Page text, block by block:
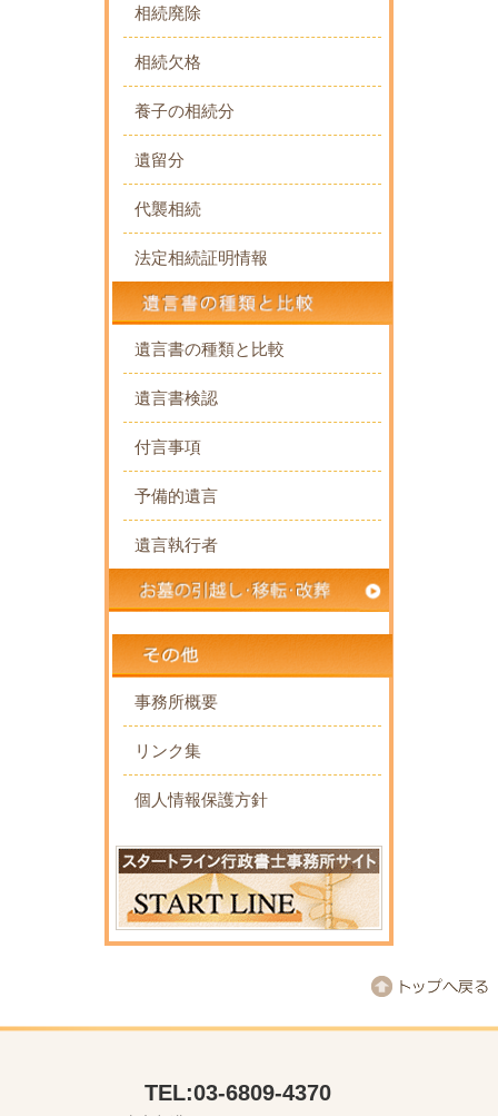
相続廃除
相続欠格
養子の相続分
遺留分
代襲相続
法定相続証明情報
遺言書の種類と比較
遺言書検認
付言事項
予備的遺言
遺言執行者
事務所概要
リンク集
個人情報保護方針
TEL:03-6809-4370